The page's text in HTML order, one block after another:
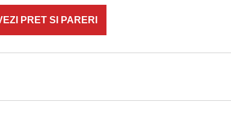
PRET SI PARERI